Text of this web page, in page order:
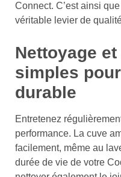
Connect. C’est ainsi
véritable levier de
Nettoyage
simples
durable
Entretenez
performance. La cuve
facilement, même au
durée de vie de votre